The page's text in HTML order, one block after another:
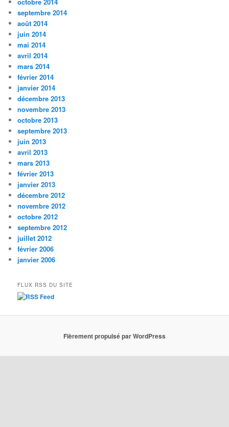
septembre 2014
août 2014
juin 2014
mai 2014
avril 2014
mars 2014
février 2014
janvier 2014
décembre 2013
novembre 2013
octobre 2013
septembre 2013
juin 2013
avril 2013
mars 2013
février 2013
janvier 2013
décembre 2012
novembre 2012
octobre 2012
septembre 2012
juillet 2012
février 2006
janvier 2006
FLUX RSS DU SITE
Fièrement propulsé par WordPress